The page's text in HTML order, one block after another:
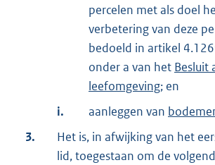
percelen met als doel
verbetering van deze
bedoeld in artikel
onder a van het Besluit
leefomgeving; en
i.
aanleggen van
3.
Het is, in afwijking van het
lid, toegestaan om de